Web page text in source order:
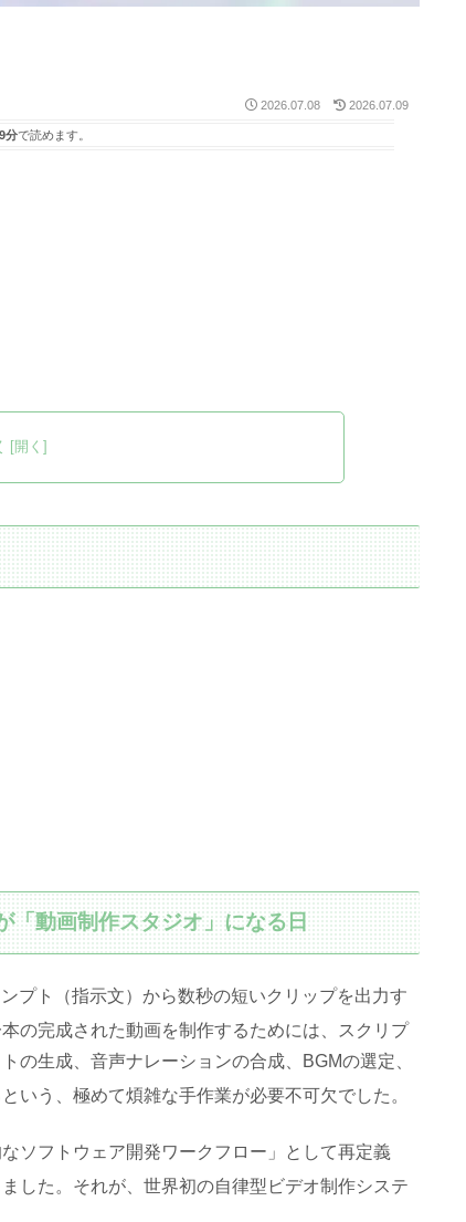
2026.07.08 2026.07.09
分で読めます。
「動画制作スタジオ」になる日
プト（指示文）から数秒の短いクリップを出力す
の完成された動画を制作するためには、スクリプ
の生成、音声ナレーションの合成、BGMの選定、
いう、極めて煩雑な手作業が必要不可欠でした。
ソフトウェア開発ワークフロー」として再定義
した 。それが、世界初の自律型ビデオ制作システ